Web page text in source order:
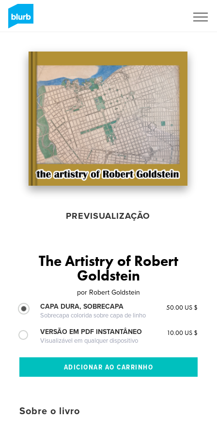
PREVISUALIZAÇÃO
The Artistry of Robert
Goldstein
por Robert Goldstein
CAPA DURA, SOBRECAPA
Sobrecapa colorida sobre capa de linho
50.00 US $
VERSÃO EM PDF INSTANTÂNEO
Visualizável em qualquer dispositivo
10.00 US $
Sobre o livro